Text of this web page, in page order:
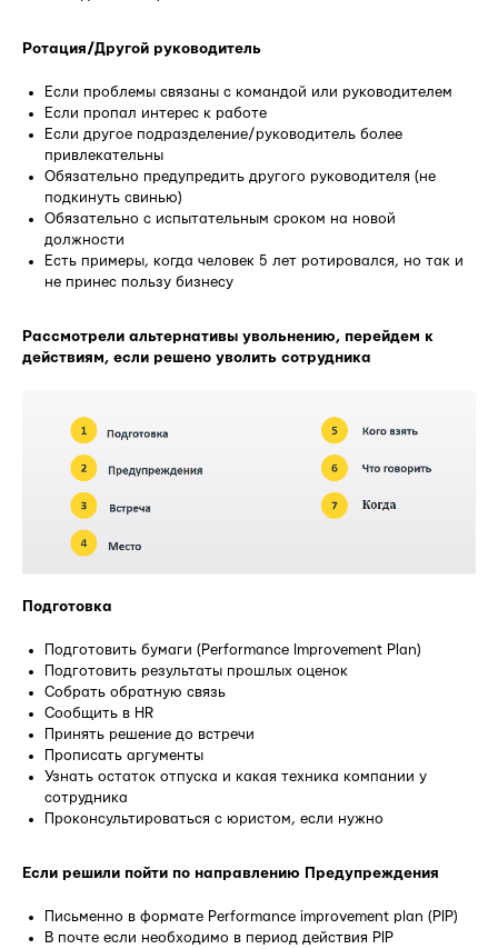
Ротация/Другой руководитель
Если проблемы связаны с командой или руководителем
Если пропал интерес к работе
Если другое подразделение/руководитель более
привлекательны
Обязательно предупредить другого руководителя (не
подкинуть свинью)
Обязательно с испытательным сроком на новой
должности
Есть примеры, когда человек 5 лет ротировался, но так и
не принес пользу бизнесу
Рассмотрели альтернативы увольнению, перейдем к
действиям, если решено уволить сотрудника
Подготовка
Подготовить бумаги (Performance Improvement Plan)
Подготовить результаты прошлых оценок
Собрать обратную связь
Сообщить в HR
Принять решение до встречи
Прописать аргументы
Узнать остаток отпуска и какая техника компании у
сотрудника
Проконсультироваться с юристом, если нужно
Если решили пойти по направлению Предупреждения
Письменно в формате Performance improvement plan (PIP)
В почте если необходимо в период действия PIP